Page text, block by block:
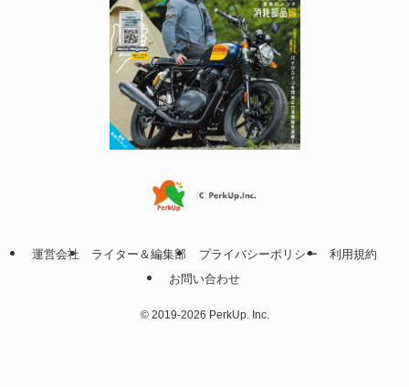
運営会社 ライター＆編集部 プライバシーポリシー
利用規約
お問い合わせ
©2019-2026 PerkUp. Inc.